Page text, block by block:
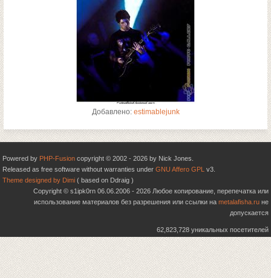
Добавлено: estimablejunk
Powered by PHP-Fusion copyright © 2002 - 2026 by Nick Jones.
Released as free software without warranties under GNU Affero GPL v3.
Theme designed by Dimi ( based on Ddraig )
Copyright © s1ipk0rn 06.06.2006 - 2026 Любое копирование, перепечатка или
использование материалов без разрешения или ссылки на metalafisha.ru не
допускается
62,823,728 уникальных посетителей